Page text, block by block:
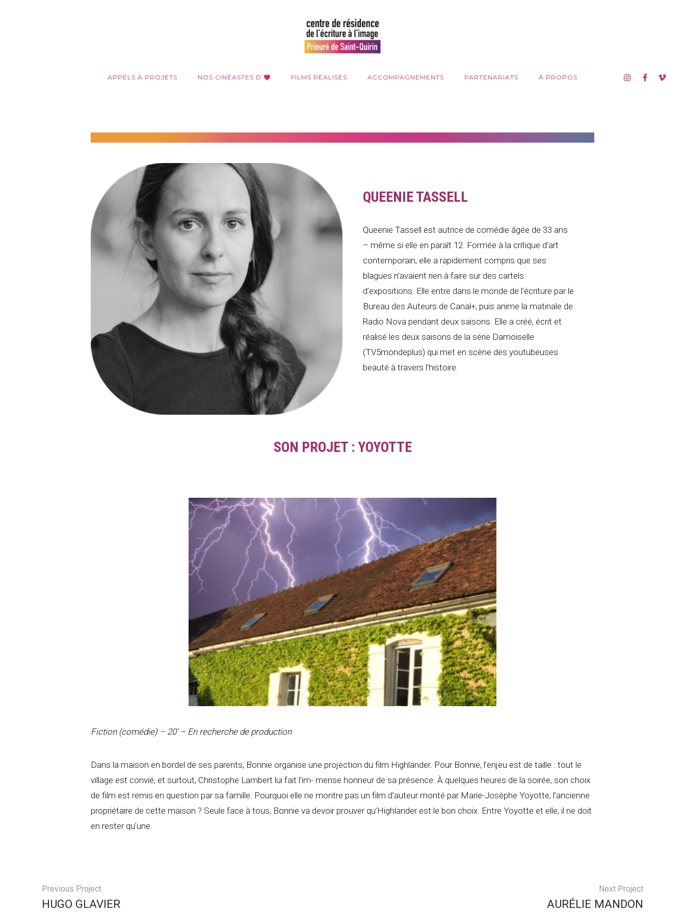
APPELS À PROJETS NOS CINÉASTES D’ FILMS RÉALISÉS ACCOMPAGNEMENTS PARTENARIATS À PROPOS
QUEENIE TASSELL
Queenie Tassell est autrice de comédie âgée de 33 ans
– même si elle en paraît 12. Formée à la critique d’art
contemporain, elle a rapidement compris que ses
blagues n’avaient rien à faire sur des cartels
d’expositions. Elle entre dans le monde de l’écriture par le
Bureau des Auteurs de Canal+, puis anime la matinale de
Radio Nova pendant deux saisons. Elle a créé, écrit et
réalisé les deux saisons de la série Damoiselle
(TV5mondeplus) qui met en scène des youtubeuses
beauté à travers l’histoire.
SON PROJET : YOYOTTE
Fiction (comédie) – 20′ – En recherche de production
Dans la maison en bordel de ses parents, Bonnie organise une projection du film Highlander. Pour Bonnie, l’enjeu est de taille : tout le
village est convié, et surtout, Christophe Lambert lui fait l’im- mense honneur de sa présence. À quelques heures de la soirée, son choix
de film est remis en question par sa famille. Pourquoi elle ne montre pas un film d’auteur monté par Marie-Josèphe Yoyotte, l’ancienne
propriétaire de cette maison ? Seule face à tous, Bonnie va devoir prouver qu’Highlander est le bon choix. Entre Yoyotte et elle, il ne doit
en rester qu’une.
Next Project
AURÉLIE MANDON
Previous Project
HUGO GLAVIER